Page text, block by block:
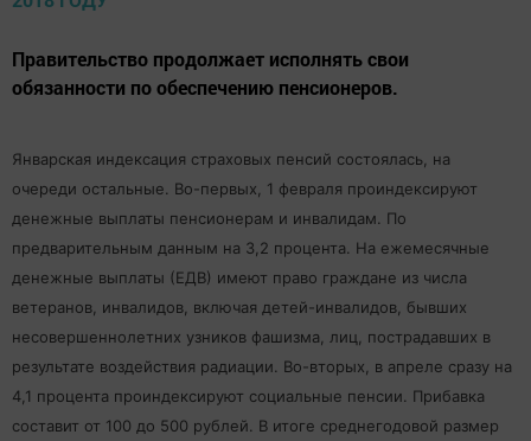
Правительство продолжает исполнять свои
обязанности по обеспечению пенсионеров.
Январская индексация страховых пенсий состоялась, на
очереди остальные. Во-первых, 1 февраля проиндексируют
денежные выплаты пенсионерам и инвалидам. По
предварительным данным на 3,2 процента. На ежемесячные
денежные выплаты (ЕДВ) имеют право граждане из числа
ветеранов, инвалидов, включая детей-инвалидов, бывших
несовершеннолетних узников фашизма, лиц, пострадавших в
результате воздействия радиации. Во-вторых, в апреле сразу на
4,1 процента проиндексируют социальные пенсии. Прибавка
составит от 100 до 500 рублей. В итоге среднегодовой размер